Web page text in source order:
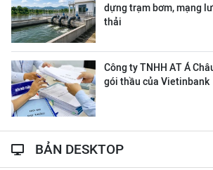
dựng trạm bơm, mạng
thải
Công ty ΤΝΗΗ ΑΤ Á
gói thầu của Vietinbank
BẢN DESKTOP